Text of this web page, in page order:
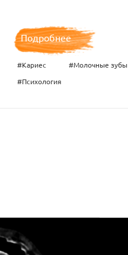
Подробнее
#Кариес #Молочные зубы
#Психология